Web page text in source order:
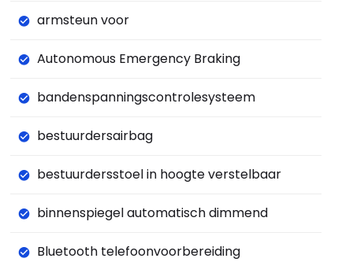
armsteun voor
Autonomous Emergency Braking
bandenspanningscontrolesysteem
bestuurdersairbag
bestuurdersstoel in hoogte verstelbaar
binnenspiegel automatisch dimmend
Bluetooth telefoonvoorbereiding